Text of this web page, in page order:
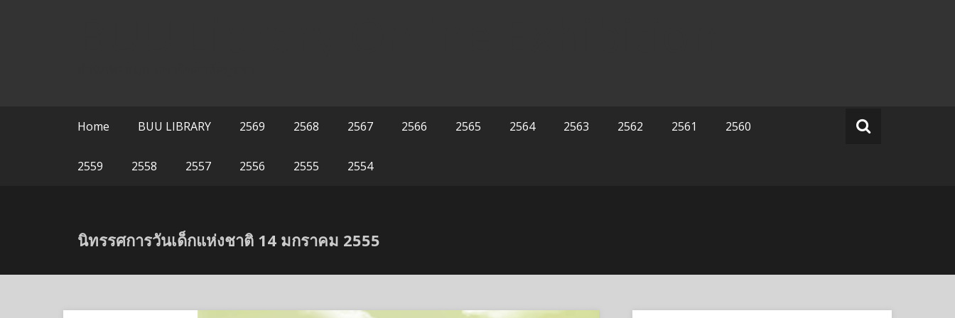
Home BUU LIBRARY 2569 2568 2567 2566 2565 2564 2563 2562 2561 2560
2559 2558 2557 2556 2555 2554
นิทรรศการวันเด็กแห่งชาติ 14 มกราคม 2555